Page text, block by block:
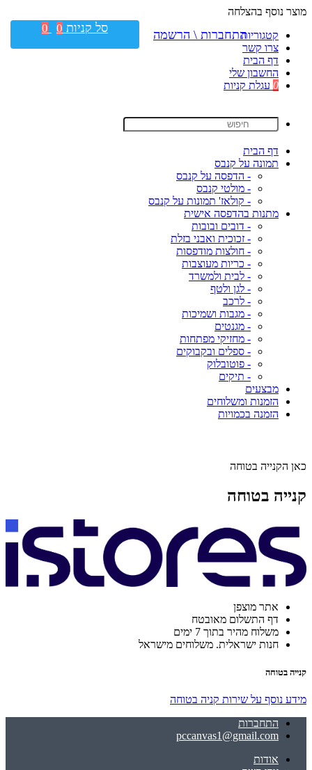
מוצר נוסף בהצלחה
קטגוריות
צרו קשר
דף הבית
החשבון שלי
0 עגלת קניות
דף הבית
תמונה על קנבס
- הדפסה על קנבס
- מולטי קנבס
- קולאז' תמונות על קנבס
מתנות בהדפסה אישית
- דובים ובובות
- זכוכית ואבני בזלת
- חולצות מודפסות
- כריות מעוצבות
- לבית ולמשרד
- לגן ולטף
- לרכב
- מגבות ושמיכות
- מגנטים
- מחזיקי מפתחות
- ספלים ובקבוקים
- פוטובלוק
- תיקים
מבצעים
הזמנות ומשלוחים
הזמנה בכמויות
כאן הקנייה בטוחה
קנייה בטוחה
אתר מוצפן
דף התשלום מאובטח
משלוח מהיר בתוך 7 ימים
חנות ישראלית. משלוחים מישראל
קנייה בטוחה
מידע נוסף על שירות קניה בטוחה
התחברות
pccanvas1@gmail.com
אודות
התחברות \ הרשמה סל קניות 0
0